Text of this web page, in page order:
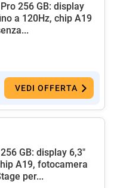
256 GB: display
a 120Hz, chip A19
VEDI OFFERTA
GB: display 6,3"
A19, fotocamera
per...